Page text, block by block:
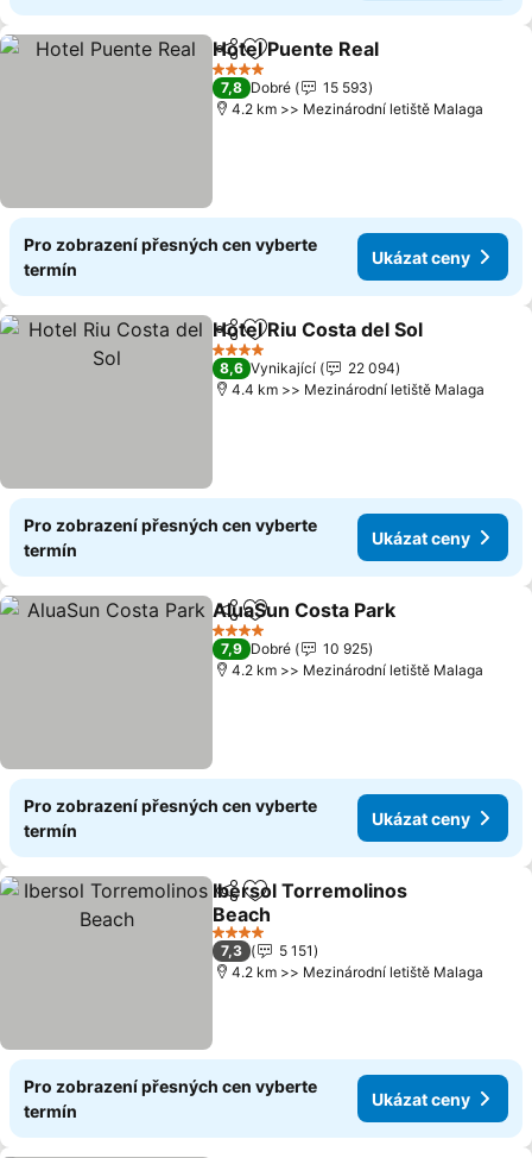
SdíletPřidat na seznam oblíbených
Hotel Puente Real
4 Počet hvězdiček
7,8 Dobré
15 593
4.2 km >> Mezinárodní letiště Malaga
Pro zobrazení přesných cen vyberte
termín
Ukázat ceny
SdíletPřidat na seznam oblíbených
Hotel Riu Costa del Sol
4 Počet hvězdiček
8,6 Vynikající
22 094
4.4 km >> Mezinárodní letiště Malaga
Pro zobrazení přesných cen vyberte
termín
Ukázat ceny
SdíletPřidat na seznam oblíbených
AluaSun Costa Park
4 Počet hvězdiček
7,9 Dobré
10 925
4.2 km >> Mezinárodní letiště Malaga
Pro zobrazení přesných cen vyberte
termín
Ukázat ceny
SdíletPřidat na seznam oblíbených
Ibersol Torremolinos
Beach
4 Počet hvězdiček
7,3
5 151
4.2 km >> Mezinárodní letiště Malaga
Pro zobrazení přesných cen vyberte
termín
Ukázat ceny